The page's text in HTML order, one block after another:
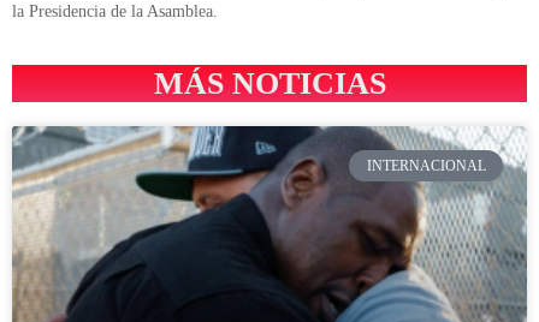
la Presidencia de la Asamblea.
MÁS NOTICIAS
INTERNACIONAL